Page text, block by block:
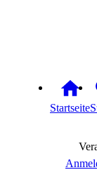
Startseite